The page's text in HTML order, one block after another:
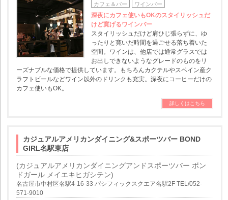
カフェ＆バー
ワインバー
深夜にカフェ使いもOKのスタイリッシュだ
けど寛げるワインバー
スタイリッシュだけど肩ひじ張らずに、ゆ
ったりと寛いだ時間を過ごせる落ち着いた
空間。ワインは、他店では通常グラスでは
お出しできないようなグレードのものをリ
ーズナブルな価格で提供しています。もちろんカクテルやスペイン産ク
ラフトビールなどワイン以外のドリンクも充実。深夜にコーヒーだけの
カフェ使いもOK。
詳しくはこちら
カジュアルアメリカンダイニング&スポーツバー BOND
GIRL名駅東店
(カジュアルアメリカンダイニングアンドスポーツバー ボン
ドガール メイエキヒガシテン)
名古屋市中村区名駅4-16-33 パシフィックスクエア名駅2F TEL/052-
571-9010